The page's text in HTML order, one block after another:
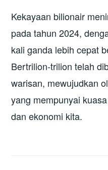
Kekayaan bilionair
pada tahun 2024,
kali ganda lebih cepat
Bertrilion-trilion telah
warisan, mewujudkan
yang mempunyai
dan ekonomi kita.